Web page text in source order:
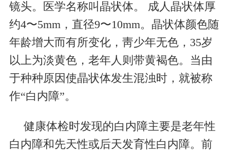
镜头。医学名称叫晶状体。 成人晶状体厚
约4〜5mm，直径9〜10mm。晶状体颜色随
年龄增大而有所变化，靑少年无色， 35岁
以上为淡黄色，老年人则带黄褐色。当由
于种种原因使晶状体发生混浊时，就被称
作“白内障”。
健康体检时发现的白内障主要是老年性
白内障和先天性或后天发育性白内障。前